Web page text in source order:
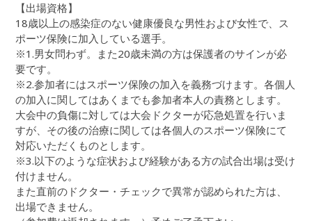
【出場資格】
18歳以上の感染症のない健康優良な男性および女性で、ス
ポーツ保険に加入している選手。
※1.男女問わず。また20歳未満の方は保護者のサインが必
要です。
※2.参加者にはスポーツ保険の加入を義務づけます。各個人
の加入に関してはあくまでも参加者本人の責務とします。
大会中の負傷に対しては大会ドクターが応急処置を行いま
すが、その後の治療に関しては各個人のスポーツ保険にて
対応いただくものとします。
※3.以下のような症状および経験がある方の試合出場は受け
付けません。
また直前のドクター・チェックで異常が認められた方は、
出場できません。